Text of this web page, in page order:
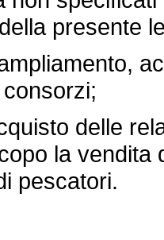
presente
delle
la vendita
pescatori.